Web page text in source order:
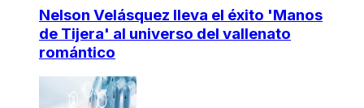
Nelson Velásquez lleva el éxito 'Manos
de Tijera' al universo del vallenato
romántico